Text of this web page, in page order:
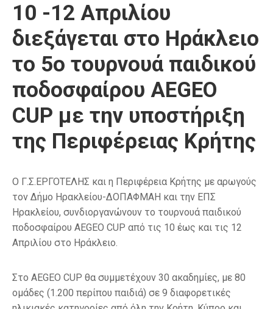
10 -12 Απριλίου
διεξάγεται στο Ηράκλειο
το 5ο τουρνουά παιδικού
ποδοσφαίρου AEGEO
CUP με την υποστήριξη
της Περιφέρειας Κρήτης
Ο Γ.Σ.ΕΡΓΟΤΕΛΗΣ και η Περιφέρεια Κρήτης με αρωγούς
τον Δήμο Ηρακλείου-ΔΟΠΑΦΜΑΗ και την ΕΠΣ
Ηρακλείου, συνδιοργανώνουν το τουρνουά παιδικού
ποδοσφαίρου AEGEO CUP από τις 10 έως και τις 12
Απριλίου στο Ηράκλειο.
Στο AEGEO CUP θα συμμετέχουν 30 ακαδημίες, με 80
ομάδες (1.200 περίπου παιδιά) σε 9 διαφορετικές